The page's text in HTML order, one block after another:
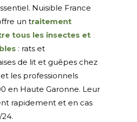
Nuisible France
un traitement
tous les insectes et
: rats et
de lit et guêpes chez
les professionnels
en Haute Garonne. Leur
rapidement et en cas